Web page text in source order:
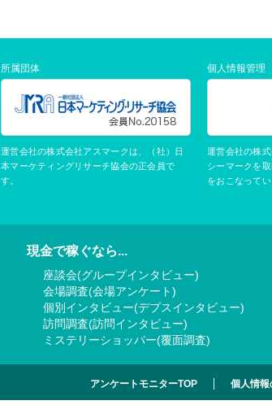
所属団体
運営会社の株式会社アスマークは、（社）日
本マーケティングリサーチ協会の正会員で
す。
個人情報管理
運営会社の株
シーマークを
をおこなってい
現金で稼ぐなら...
座談会(グループインタビュー)
会場調査(会場アンケート)
個別インタビュー(デプスインタビュー)
訪問調査(訪問インタビュー)
ミステリーショッパー(覆面調査)
アンケートモニターTOP 個人情報